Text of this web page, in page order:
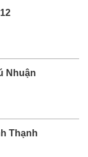
Nhuận
Thạnh